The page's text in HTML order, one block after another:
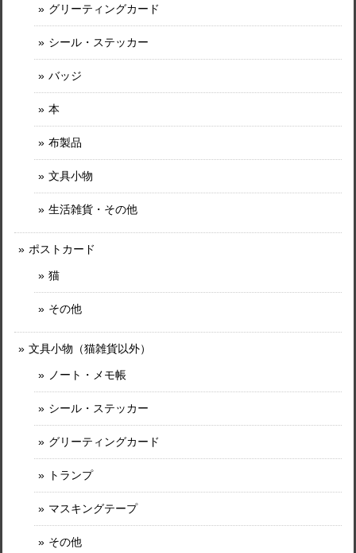
グリーティングカード
シール・ステッカー
バッジ
本
布製品
文具小物
生活雑貨・その他
ポストカード
猫
その他
文具小物（猫雑貨以外）
ノート・メモ帳
シール・ステッカー
グリーティングカード
トランプ
マスキングテープ
その他